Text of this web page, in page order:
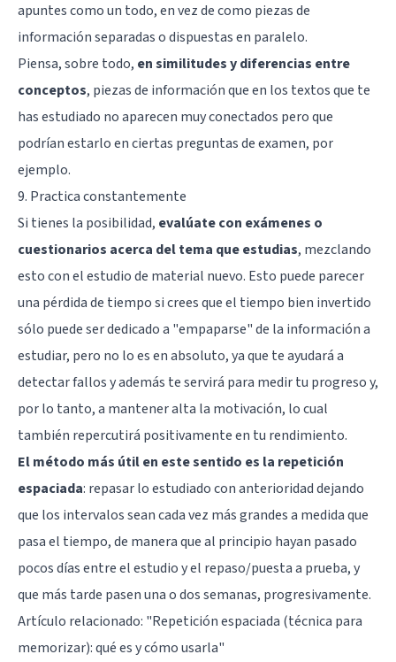
apuntes como un todo, en vez de como piezas de
información separadas o dispuestas en paralelo.
Piensa, sobre todo, en similitudes y diferencias entre
conceptos, piezas de información que en los textos que te
has estudiado no aparecen muy conectados pero que
podrían estarlo en ciertas preguntas de examen, por
ejemplo.
9. Practica constantemente
Si tienes la posibilidad, evalúate con exámenes o
cuestionarios acerca del tema que estudias, mezclando
esto con el estudio de material nuevo. Esto puede parecer
una pérdida de tiempo si crees que el tiempo bien invertido
sólo puede ser dedicado a "empaparse" de la información a
estudiar, pero no lo es en absoluto, ya que te ayudará a
detectar fallos y además te servirá para medir tu progreso y,
por lo tanto, a mantener alta la motivación, lo cual
también repercutirá positivamente en tu rendimiento.
El método más útil en este sentido es la repetición
espaciada: repasar lo estudiado con anterioridad dejando
que los intervalos sean cada vez más grandes a medida que
pasa el tiempo, de manera que al principio hayan pasado
pocos días entre el estudio y el repaso/puesta a prueba, y
que más tarde pasen una o dos semanas, progresivamente.
Artículo relacionado: "Repetición espaciada (técnica para
memorizar): qué es y cómo usarla"